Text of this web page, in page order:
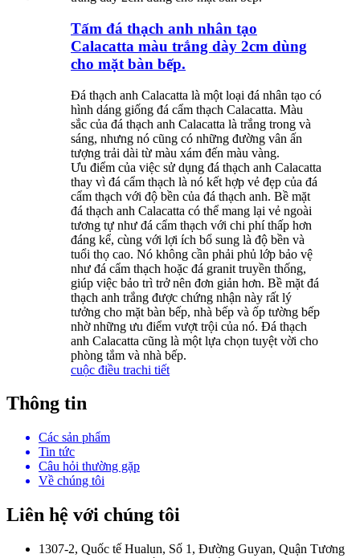
Tấm đá thạch anh nhân tạo
Calacatta màu trắng dày 2cm dùng
cho mặt bàn bếp.
Đá thạch anh Calacatta là một loại đá nhân tạo có
hình dáng giống đá cẩm thạch Calacatta. Màu
sắc của đá thạch anh Calacatta là trắng trong và
sáng, nhưng nó cũng có những đường vân ấn
tượng trải dài từ màu xám đến màu vàng.
Ưu điểm của việc sử dụng đá thạch anh Calacatta
thay vì đá cẩm thạch là nó kết hợp vẻ đẹp của đá
cẩm thạch với độ bền của đá thạch anh. Bề mặt
đá thạch anh Calacatta có thể mang lại vẻ ngoài
tương tự như đá cẩm thạch với chi phí thấp hơn
đáng kể, cùng với lợi ích bổ sung là độ bền và
tuổi thọ cao. Nó không cần phải phủ lớp bảo vệ
như đá cẩm thạch hoặc đá granit truyền thống,
giúp việc bảo trì trở nên đơn giản hơn. Bề mặt đá
thạch anh trắng được chứng nhận này rất lý
tưởng cho mặt bàn bếp, nhà bếp và ốp tường bếp
nhờ những ưu điểm vượt trội của nó. Đá thạch
anh Calacatta cũng là một lựa chọn tuyệt vời cho
phòng tắm và nhà bếp.
cuộc điều trachi tiết
Thông tin
Các sản phẩm
Tin tức
Câu hỏi thường gặp
Về chúng tôi
Liên hệ với chúng tôi
1307-2, Quốc tế Hualun, Số 1, Đường Guyan, Quận Tương